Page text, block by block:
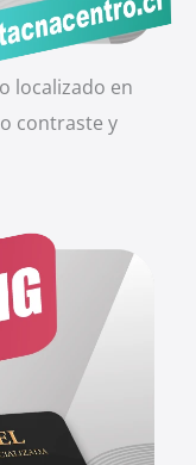
localizado en
contraste y